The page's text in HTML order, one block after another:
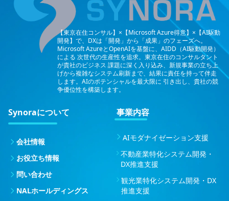
【東京在住コンサル】×【Microsoft Azure得意】×【AI駆動
開発】で、DXは「開発」から「成果」のフェーズへ。
Microsoft AzureとOpenAIを基盤に、AIDD（AI駆動開発）
による 次世代の生産性を追求。東京在住のコンサルタント
が貴社のビジネス 課題に深く入り込み、新規事業の立ち上
げから複雑なシステム刷新まで、結果に責任を持って伴走
します。AIのポテンシャルを最大限に 引き出し、貴社の競
争優位性を構築します。
Synoraについて
会社情報
お役立ち情報
問い合わせ
NALホールディングス
事業内容
AIモダナイゼーション支援
不動産業特化システム開発・
DX推進支援
観光業特化システム開発・DX
推進支援